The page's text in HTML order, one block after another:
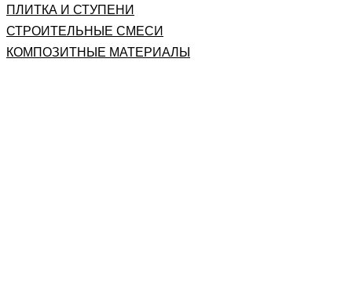
ПЛИТКА И СТУПЕНИ
СТРОИТЕЛЬНЫЕ СМЕСИ
КОМПОЗИТНЫЕ МАТЕРИАЛЫ